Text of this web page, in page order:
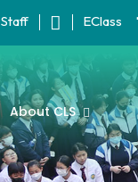
Staff EClass
About CLS